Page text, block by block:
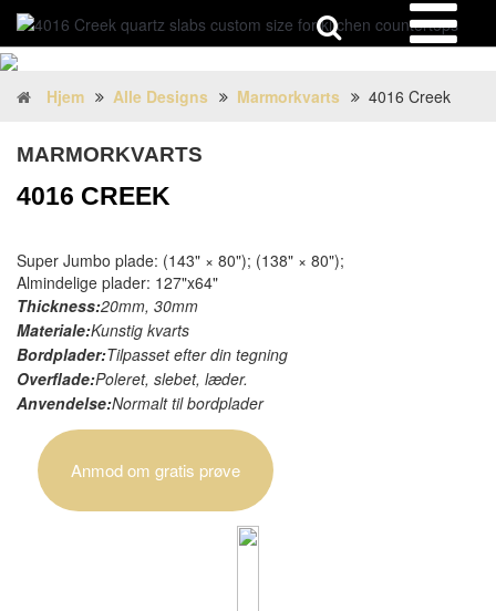
Hjem Alle Designs Marmorkvarts 4016 Creek
MARMORKVARTS
4016 CREEK
Super Jumbo plade: (143" × 80"); (138" × 80");
Almindelige plader: 127"x64"
Thickness:20mm, 30mm
Materiale:Kunstig kvarts
Bordplader:Tilpasset efter din tegning
Overflade:Poleret, slebet, læder.
Anvendelse:Normalt til bordplader
Anmod om gratis prøve